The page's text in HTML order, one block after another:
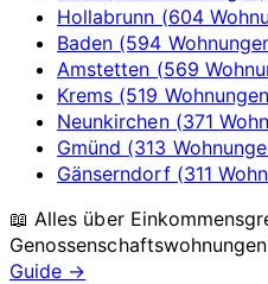
Hollabrunn (604
Baden (594
Amstetten (569
Krems (519
Neunkirchen (371
Gmünd (313
Gänserndorf (311
📖 Alles über
Guide →